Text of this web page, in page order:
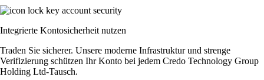
Integrierte Kontosicherheit nutzen
Traden Sie sicherer. Unsere moderne Infrastruktur und strenge
Verifizierung schützen Ihr Konto bei jedem Credo Technology Group
Holding Ltd-Tausch.